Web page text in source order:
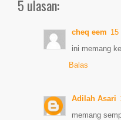
5 ulasan:
cheq eem 15
ini memang
Balas
Adilah Asari
memang